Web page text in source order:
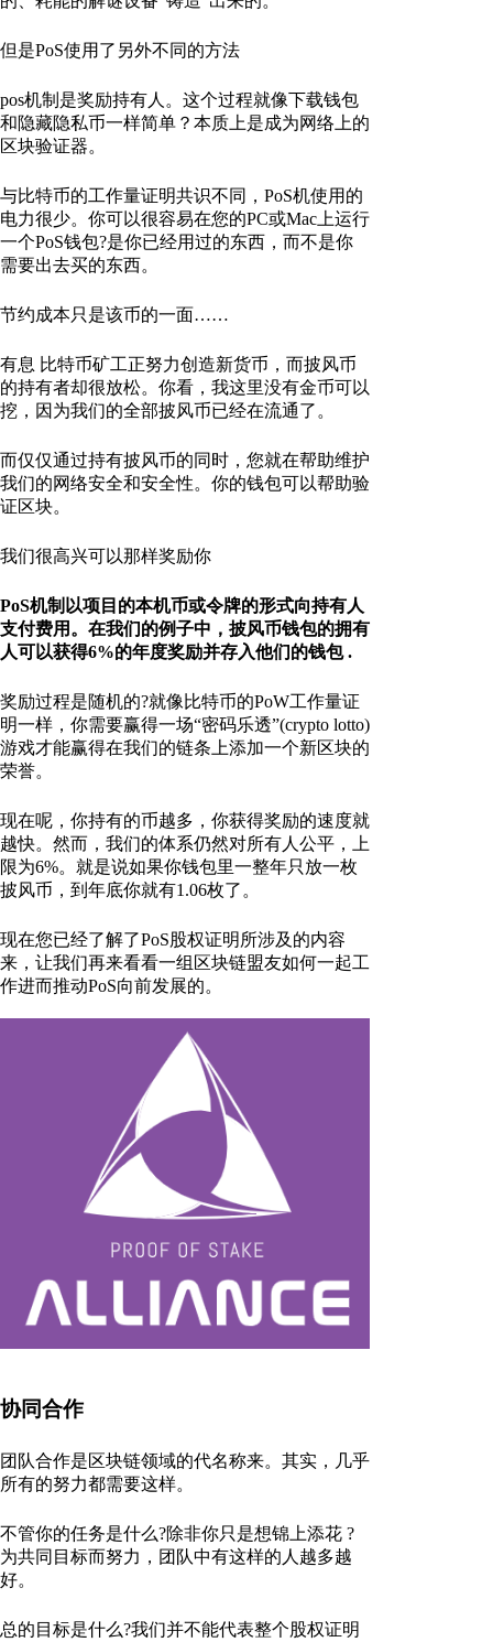
但是PoS使用了另外不同的方法
pos机制是奖励持有人。这个过程就像下载钱包
和隐藏隐私币一样简单？本质上是成为网络上的
区块验证器。
与比特币的工作量证明共识不同，PoS机使用的
电力很少。你可以很容易在您的PC或Mac上运行
一个PoS钱包?是你已经用过的东西，而不是你
需要出去买的东西。
节约成本只是该币的一面……
有息 比特币矿工正努力创造新货币，而披风币
的持有者却很放松。你看，我这里没有金币可以
挖，因为我们的全部披风币已经在流通了。
而仅仅通过持有披风币的同时，您就在帮助维护
我们的网络安全和安全性。你的钱包可以帮助验
证区块。
我们很高兴可以那样奖励你
PoS机制以项目的本机币或令牌的形式向持有人
支付费用。在我们的例子中，披风币钱包的拥有
人可以获得6%的年度奖励并存入他们的钱包 .
奖励过程是随机的?就像比特币的PoW工作量证
明一样，你需要赢得一场“密码乐透”(crypto lotto)
游戏才能赢得在我们的链条上添加一个新区块的
荣誉。
现在呢，你持有的币越多，你获得奖励的速度就
越快。然而，我们的体系仍然对所有人公平，上
限为6%。就是说如果你钱包里一整年只放一枚
披风币，到年底你就有1.06枚了。
现在您已经了解了PoS股权证明所涉及的内容
来，让我们再来看看一组区块链盟友如何一起工
作进而推动PoS向前发展的。
协同合作
团队合作是区块链领域的代名称来。其实，几乎
所有的努力都需要这样。
不管你的任务是什么?除非你只是想锦上添花 ?
为共同目标而努力，团队中有这样的人越多越
好。
总的目标是什么?我们并不能代表整个股权证明